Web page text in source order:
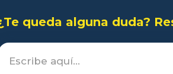
queda alguna duda?